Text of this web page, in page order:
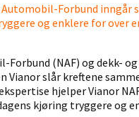
Forbund inngår
og enklere for over
Forbund (NAF) og dekk- og
Vianor slår kreftene
hjelper Vianor
kjøring tryggere og